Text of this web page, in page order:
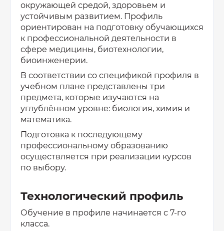
окружающей средой, здоровьем и
устойчивым развитием. Профиль
ориентирован на подготовку обучающихся
к профессиональной деятельности в
сфере медицины, биотехнологии,
биоинженерии.
В соответствии со спецификой профиля в
учебном плане представлены три
предмета, которые изучаются на
углублённом уровне: биология, химия и
математика.
Подготовка к последующему
профессиональному образованию
осуществляется при реализации курсов
по выбору.
Технологический профиль
Обучение в профиле начинается с 7-го
класса.